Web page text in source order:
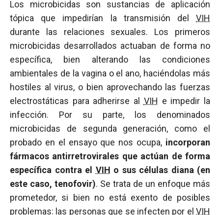
Los microbicidas son sustancias de aplicación
tópica que impedirían la transmisión del VIH
durante las relaciones sexuales. Los primeros
microbicidas desarrollados actuaban de forma no
específica, bien alterando las condiciones
ambientales de la vagina o el ano, haciéndolas más
hostiles al virus, o bien aprovechando las fuerzas
electrostáticas para adherirse al VIH e impedir la
infección. Por su parte, los denominados
microbicidas de segunda generación, como el
probado en el ensayo que nos ocupa, incorporan
fármacos antirretrovirales que actúan de forma
específica contra el VIH o sus células diana (en
este caso, tenofovir). Se trata de un enfoque más
prometedor, si bien no está exento de posibles
problemas: las personas que se infecten por el VIH